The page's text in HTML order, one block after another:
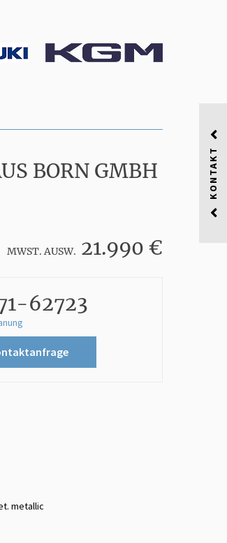
KONTAKT
BORN GMBH
MWST. AUSW. 21.990 €
62723
metallic